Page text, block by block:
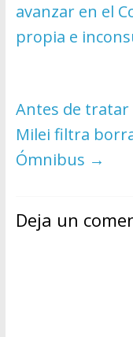
avanzar en el
propia e
Antes de tratar
Milei filtra
Ómnibus →
Deja un